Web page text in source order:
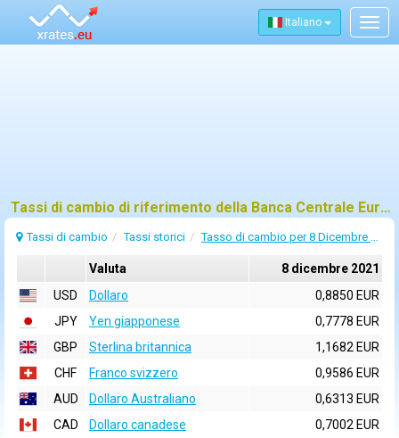
Italiano
Tassi di cambio di riferimento della Banca Centrale Europea (BCE) per 8 dicembre 2021
Tassi di cambio Tassi storici Tasso di cambio per 8 Dicembre 2021
Valuta
8 dicembre 2021
USD
Dollaro
0,8850 EUR
JPY
Yen giapponese
0,7778 EUR
GBP
Sterlina britannica
1,1682 EUR
CHF
Franco svizzero
0,9586 EUR
AUD
Dollaro Australiano
0,6313 EUR
CAD
Dollaro canadese
0,7002 EUR